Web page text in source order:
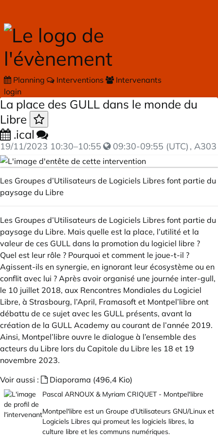
Planning Interventions
Intervenants
login
La place des GULL dans le monde du
Libre
.ical
19/11/2023 10:30–10:55 09:30-09:55 (UTC) , A303
Les Groupes d’Utilisateurs de Logiciels Libres font partie du
paysage du Libre
Les Groupes d’Utilisateurs de Logiciels Libres font partie du
paysage du Libre. Mais quelle est la place, l’utilité et la
valeur de ces GULL dans la promotion du logiciel libre ?
Quel est leur rôle ? Pourquoi et comment le joue-t-il ?
Agissent-ils en synergie, en ignorant leur écosystème ou en
conflit avec lui ? Après avoir organisé une journée inter-gull,
le 10 juillet 2018, aux Rencontres Mondiales du Logiciel
Libre, à Strasbourg, l’April, Framasoft et Montpel’libre ont
débattu de ce sujet avec les GULL présents, avant la
création de la GULL Academy au courant de l’année 2019.
Ainsi, Montpel’libre ouvre le dialogue à l’ensemble des
acteurs du Libre lors du Capitole du Libre les 18 et 19
novembre 2023.
Voir aussi :
Diaporama (496,4 Kio)
Pascal ARNOUX & Myriam CRIQUET - Montpel'libre
Montpel'libre est un Groupe d’Utilisateurs GNU/Linux et
Logiciels Libres qui promeut les logiciels libres, la
culture libre et les communs numériques.